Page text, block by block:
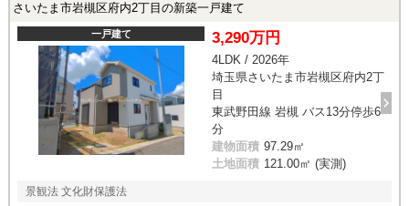
さいたま市岩槻区府内2丁目の新築一戸建て
一戸建て 3,290万円
4LDK / 2026年
埼玉県さいたま市岩槻区府内2丁
目
東武野田線 岩槻 バス13分停歩6
分
建物面積 97.29㎡
土地面積 121.00㎡ (実測)
景観法 文化財保護法